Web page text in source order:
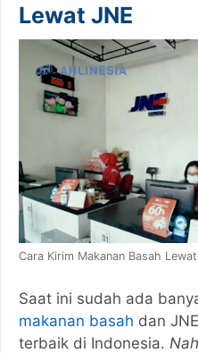
Lewat JNE
Cara Kirim Makanan Basah
Saat ini sudah ada
makanan basah dan
terbaik di Indonesia. Nah